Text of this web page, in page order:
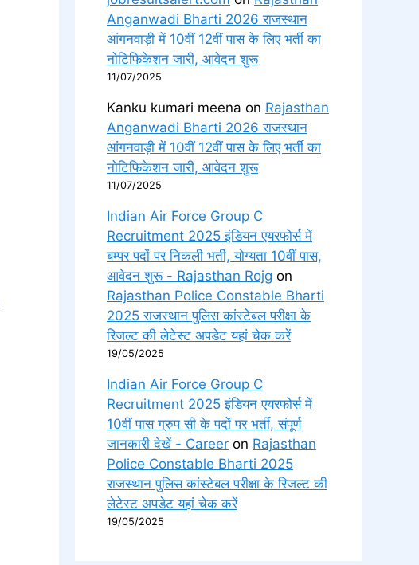
Anganwadi Bharti 2026 राजस्थान
आंगनवाड़ी में 10वीं 12वीं पास के लिए भर्ती का
नोटिफिकेशन जारी, आवेदन शुरू
11/07/2025
Kanku kumari meena on Rajasthan
Anganwadi Bharti 2026 राजस्थान
आंगनवाड़ी में 10वीं 12वीं पास के लिए भर्ती का
नोटिफिकेशन जारी, आवेदन शुरू
11/07/2025
Indian Air Force Group C
Recruitment 2025 इंडियन एयरफोर्स में
बम्पर पदों पर निकली भर्ती, योग्यता 10वीं पास,
आवेदन शुरू - Rajasthan Rojg on
Rajasthan Police Constable Bharti
2025 राजस्थान पुलिस कांस्टेबल परीक्षा के
रिजल्ट की लेटेस्ट अपडेट यहां चेक करें
19/05/2025
Indian Air Force Group C
Recruitment 2025 इंडियन एयरफोर्स में
10वीं पास ग्रुप सी के पदों पर भर्ती, संपूर्ण
जानकारी देखें - Career on Rajasthan
Police Constable Bharti 2025
राजस्थान पुलिस कांस्टेबल परीक्षा के रिजल्ट की
लेटेस्ट अपडेट यहां चेक करें
19/05/2025